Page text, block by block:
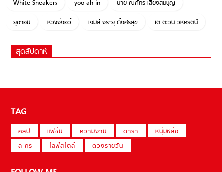
White Sneakers
yoo ah in
นาย ณภัทร เสียงสมบุญ
ยูอาอิน
หวงจิ่งอวี๋ เจมส์ จิรายุ ตั้งศรีสุข เต ตะวัน วิหครัตน์
สุดสัปดาห์
TAG
คลิป แฟชั่น ความงาม ดารา
หนุ่มหล่อ
ละคร
ไลฟ์สไตล์ ดวงรายวัน